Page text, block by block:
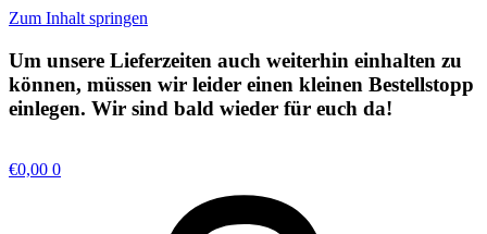
Zum Inhalt springen
Um unsere Lieferzeiten auch weiterhin einhalten zu
können, müssen wir leider einen kleinen Bestellstopp
einlegen. Wir sind bald wieder für euch da!
€0,00 0